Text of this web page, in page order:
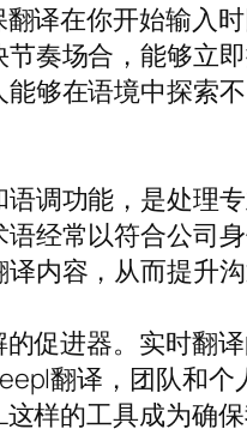
译在你开始输入
奏场合，能够立
够在语境中探索
调功能，是处理
经常以符合公司
内容，从而提升沟
促进器。实时翻
翻译，团队和
样的工具成为确